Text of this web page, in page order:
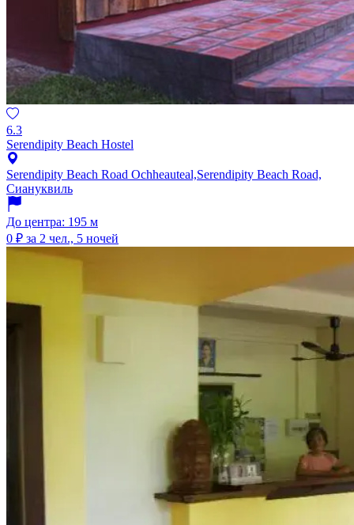
6.3
Serendipity Beach Hostel
Serendipity Beach Road Ochheauteal,Serendipity Beach Road,
Сиануквиль
До центра: 195 м
0 ₽ за 2 чел., 5 ночей